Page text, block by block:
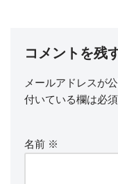
コメントを残
メールアドレスが
付いている欄は必
名前 ※